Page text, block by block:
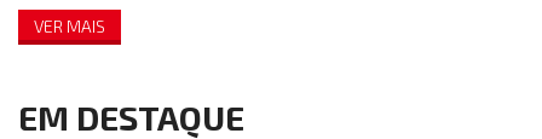
VER MAIS
EM DESTAQUE